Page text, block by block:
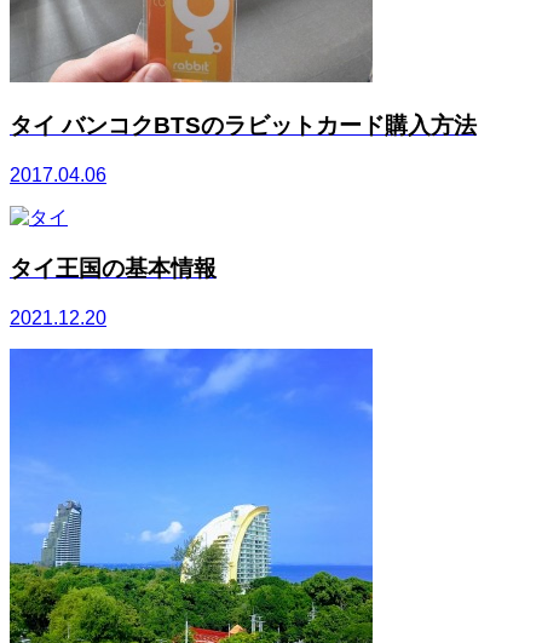
タイ バンコクBTSのラビットカード購入方法
2017.04.06
タイ王国の基本情報
2021.12.20